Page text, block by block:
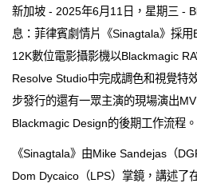
新加坡 - 2025年6月11日，星期三 -
息：菲律賓劇情片《Sinagtala》採
12K數位電影攝影機以Blackmagic
Resolve Studio中完成調色和視覺特
步發行的還有一眾主演的現場演出
Blackmagic Design的後期工作流程。
《Sinagtala》由Mike Sandejas（
Dom Dycaico（LPS）掌鏡，講述了